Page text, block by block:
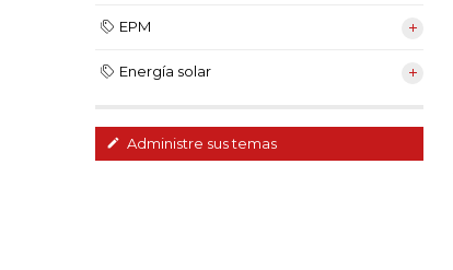
EPM
Energía solar
Administre sus temas